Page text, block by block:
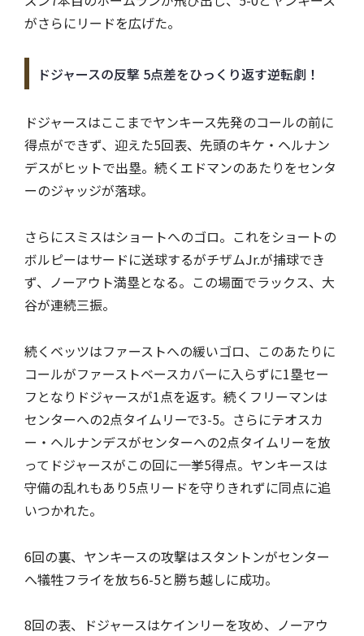
がさらにリードを広げた。
ドジャースの反撃 5点差をひっくり返す逆転劇！
ドジャースはここまでヤンキース先発のコールの前に
得点ができず、迎えた5回表、先頭のキケ・ヘルナン
デスがヒットで出塁。続くエドマンのあたりをセンタ
ーのジャッジが落球。
さらにスミスはショートへのゴロ。これをショートの
ボルピーはサードに送球するがチザムJr.が捕球でき
ず、ノーアウト満塁となる。この場面でラックス、大
谷が連続三振。
続くベッツはファーストへの緩いゴロ、このあたりに
コールがファーストベースカバーに入らずに1塁セー
フとなりドジャースが1点を返す。続くフリーマンは
センターへの2点タイムリーで3-5。さらにテオスカ
ー・ヘルナンデスがセンターへの2点タイムリーを放
ってドジャースがこの回に一挙5得点。ヤンキースは
守備の乱れもあり5点リードを守りきれずに同点に追
いつかれた。
6回の裏、ヤンキースの攻撃はスタントンがセンター
へ犠牲フライを放ち6-5と勝ち越しに成功。
8回の表、ドジャースはケインリーを攻め、ノーアウ